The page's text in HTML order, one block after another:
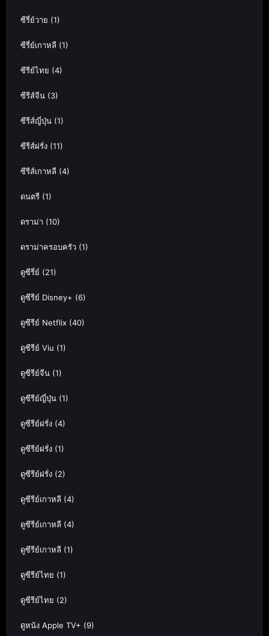
ซีรี่ย์วาย (1)
ซีรี่ย์เกาหลี (1)
ซีรีย์ไทย (4)
ซีรีส์จีน (3)
ซีรีส์ญี่ปุ่น (1)
ซีรีส์ฝรั่ง (11)
ซีรีส์เกาหลี (4)
ดนตรี (1)
ดราม่า (10)
ดราม่าครอบครัว (1)
ดูซีรี่ย์ (21)
ดูซีรีย์ Disney+ (6)
ดูซีรีย์ Netflix (40)
ดูซีรีย์ Viu (1)
ดูซีรีย์จีน (1)
ดูซีรีย์ญี่ปุ่น (1)
ดูซีรีย์ฝรั่ง (4)
ดูซีรีย์ฝรั่ง (1)
ดูซีรีย์ฝรั่ง (2)
ดูซีรีย์เกาหลี (4)
ดูซีรีย์เกาหลี (4)
ดูซีรีย์เกาหลี (1)
ดูซีรีย์ไทย (1)
ดูซีรีย์ไทย (2)
ดูหนัง Apple TV+ (9)